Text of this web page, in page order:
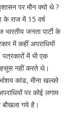
पर मौन क्यो थे ?
के राज में 15 वर्ष
जनता पार्टी के
में कहीं अपराधियों
पत्रकारों में भी एक
नहीं करते थे।
कांड, मीना खल्को
पर कोई लगाम
बौखला गये है।